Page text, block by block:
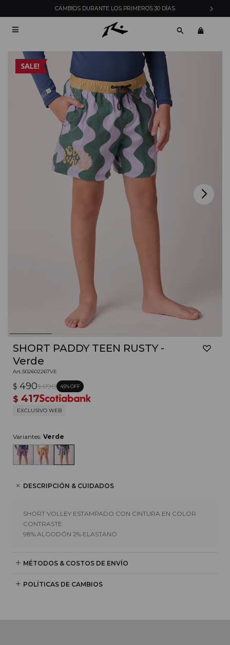
CAMBIOS DURANTE LOS PRIMEROS 30 DÍAS

SHORT PADDY TEEN RUSTY -
Verde
502602267VE
$ 490$ 890 45
$ 417
EXCLUSIVO WEB
Variantes: Verde
DESCRIPCIÓN & CUIDADOS
SHORT VOLLEY ESTAMPADO CON CINTURA EN COLOR
CONTRASTE
98% ALGODÓN 2% ELASTANO
MÉTODOS & COSTOS DE ENVÍO
POLÍTICAS DE CAMBIOS